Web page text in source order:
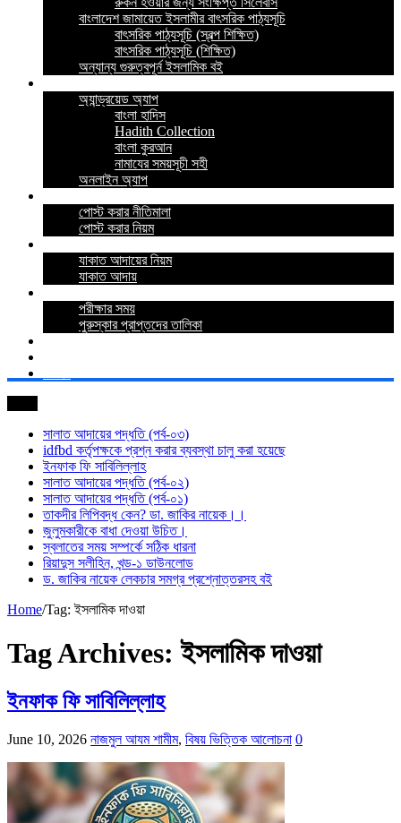
বাংলাদেশ জামায়েত ইসলামীর বাৎসরিক পাঠ্যসূচি
বাৎসরিক পাঠ্যসূচি (স্বল্প শিক্ষিত)
বাৎসরিক পাঠ্যসূচি (শিক্ষিত)
অন্যান্য গুরুত্বপূর্ন ইসলামিক বই
অ্যান্ড্রয়েড অ্যাপ
বাংলা হাদিস
Hadith Collection
বাংলা কুরআন
নামাযের সময়সূচী সহী
অনলাইন অ্যাপ
পোস্ট করার নীতিমালা
পোস্ট করার নিয়ম
যাকাত আদায়ের নিয়ম
যাকাত আদায়
পরীক্ষার সময়
পুরুস্কার প্রাপ্তদের তালিকা
সালাত আদায়ের পদ্ধতি (পর্ব-০৩)
idfbd কর্তৃপক্ষকে প্রশ্ন করার ব্যবস্থা চালু করা হয়েছে
ইনফাক ফি সাবিলিল্লাহ
সালাত আদায়ের পদ্ধতি (পর্ব-০২)
সালাত আদায়ের পদ্ধতি (পর্ব-০১)
তাকদীর লিপিবদ্ধ কেন? ডা. জাকির নায়েক।।
জুলুমকারীকে বাধা দেওয়া উচিত।
স্বলাতের সময় সম্পর্কে সঠিক ধারনা
রিয়াদুস সলীহিন, খন্ড-১ ডাউনলোড
ড. জাকির নায়েক লেকচার সমগ্র প্রশ্নোত্তরসহ বই
Home/Tag:ইসলামিক দাওয়া
Tag Archives:ইসলামিক দাওয়া
ইনফাক ফি সাবিলিল্লাহ
June 10, 2026 নাজমুল আযম শামীম, বিষয় ভিত্তিক আলোচনা 0